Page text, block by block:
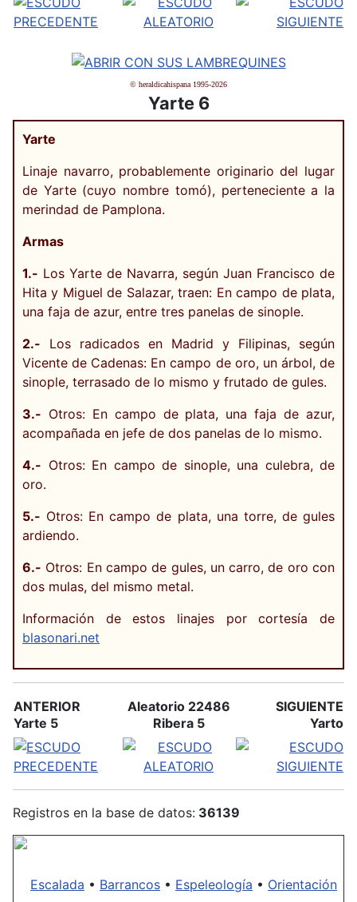
© heraldicahispana 1995-2026
Yarte 6
Yarte
Linaje navarro, probablemente originario del lugar
de Yarte (cuyo nombre tomó), perteneciente a la
merindad de Pamplona.
Armas
1.- Los Yarte de Navarra, según Juan Francisco de
Hita y Miguel de Salazar, traen: En campo de plata,
una faja de azur, entre tres panelas de sinople.
2.- Los radicados en Madrid y Filipinas, según
Vicente de Cadenas: En campo de oro, un árbol, de
sinople, terrasado de lo mismo y frutado de gules.
3.- Otros: En campo de plata, una faja de azur,
acompañada en jefe de dos panelas de lo mismo.
4.- Otros: En campo de sinople, una culebra, de
oro.
5.- Otros: En campo de plata, una torre, de gules
ardiendo.
6.- Otros: En campo de gules, un carro, de oro con
dos mulas, del mismo metal.
Información de estos linajes por cortesía de
blasonari.net
ANTERIOR
Yarte 5
Aleatorio 22486
Ribera 5
SIGUIENTE
Yarto
Registros en la base de datos: 36139
Escalada • Barrancos • Espeleología • Orientación